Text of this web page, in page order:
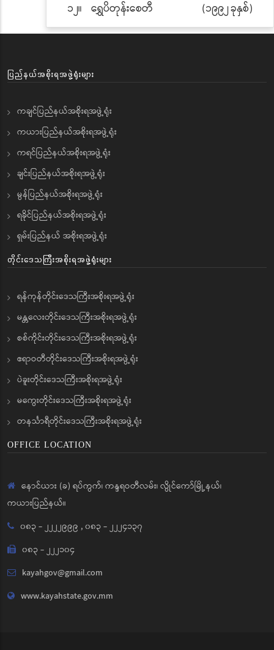
၁၂။ ရွှေပိတုန်းစေတီ (၁၉၉၂ခုနှစ်)
ပြည်နယ်အစိုးရအဖွဲ့ရုံးများ
ကချင်ပြည်နယ်အစိုးရအဖွဲ့ရုံး
ကယားပြည်နယ်အစိုးရအဖွဲ့ရုံး
ကရင်ပြည်နယ်အစိုးရအဖွဲ့ရုံး
ချင်းပြည်နယ်အစိုးရအဖွဲ့ရုံး
မွန်ပြည်နယ်အစိုးရအဖွဲ့ရုံး
ရခိုင်ပြည်နယ်အစိုးရအဖွဲ့ရုံး
ရှမ်းပြည်နယ် အစိုးရအဖွဲ့ရုံး
တိုင်းဒေသကြီးအစိုးရအဖွဲ့ရုံးများ
ရန်ကုန်တိုင်းဒေသကြီးအစိုးရအဖွဲ့ရုံး
မန္တလေးတိုင်းဒေသကြီးအစိုးရအဖွဲ့ရုံး
စစ်ကိုင်းတိုင်းဒေသကြီးအစိုးရအဖွဲ့ရုံး
ဧရာဝတီတိုင်းဒေသကြီးအစိုးရအဖွဲ့ရုံး
ပဲခူးတိုင်းဒေသကြီးအစိုးရအဖွဲ့ရုံး
မကွေးတိုင်းဒေသကြီးအစိုးရအဖွဲ့ရုံး
တနင်္သာရီတိုင်းဒေသကြီးအစိုးရအဖွဲ့ရုံး
OFFICE LOCATION
နောင်ယား (ခ) ရပ်ကွက်၊ ကန္ဒရဝတီလမ်း၊ လွိုင်ကော်မြို့နယ်၊
ကယားပြည်နယ်။
၀၈၃ - ၂၂၂၂၉၉၉ ,၀၈၃ - ၂၂၂၄၁၃၇
၀၈၃ - ၂၂၂၁၀၄
kayahgov@gmail.com
www.kayahstate.gov.mm